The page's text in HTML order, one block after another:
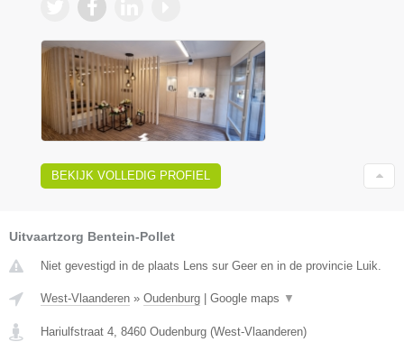
BEKIJK VOLLEDIG PROFIEL
Uitvaartzorg Bentein-Pollet
Niet gevestigd in de plaats Lens sur Geer en in de provincie Luik.
West-Vlaanderen » Oudenburg | Google maps ▼
Hariulfstraat 4 8460 Oudenburg (West-Vlaanderen)